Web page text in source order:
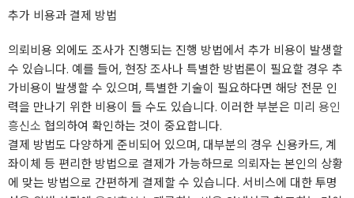
추가 비용과 결제 방법
의뢰비용 외에도 조사가 진행되는 진행 방법에서 추가 비용이 발생할
수 있습니다. 예를 들어, 현장 조사나 특별한 방법론이 필요할 경우 추
가비용이 발생할 수 있으며, 특별한 기술이 필요하다면 해당 전문 인
력을 만나기 위한 비용이 들 수도 있습니다. 이러한 부분은 미리 용인
흥신소 협의하여 확인하는 것이 중요합니다.
결제 방법도 다양하게 준비되어 있으며, 대부분의 경우 신용카드, 계
좌이체 등 편리한 방법으로 결제가 가능하므로 의뢰자는 본인의 상황
에 맞는 방법으로 간편하게 결제할 수 있습니다. 서비스에 대한 투명